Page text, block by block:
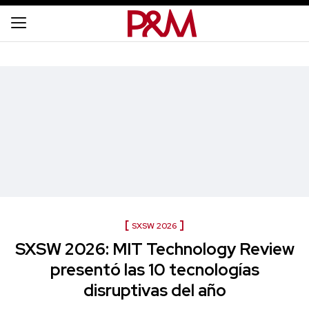
SXSW 2026
SXSW 2026: MIT Technology Review
presentó las 10 tecnologías
disruptivas del año